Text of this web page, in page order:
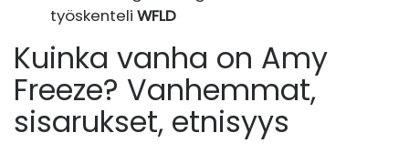
työskenteli WFLD
Kuinka vanha on Amy
Freeze? Vanhemmat,
sisarukset, etnisyys